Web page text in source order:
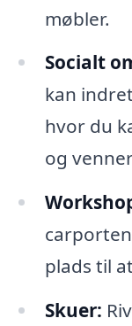
møbler.
Socialt
kan
hvor du
og
plads til
Skuer: